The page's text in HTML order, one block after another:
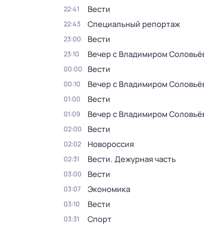
22:41 Вести
22:43 Специальный репортаж
23:00 Вести
23:10 Вечер с Владимиром
00:00 Вести
00:10 Вечер с Владимиром
01:00 Вести
01:09 Вечер с Владимиром
02:00 Вести
02:02 Новороссия
02:31 Вести. Дежурная часть
03:00 Вести
03:07 Экономика
03:10 Вести
03:31 Спорт